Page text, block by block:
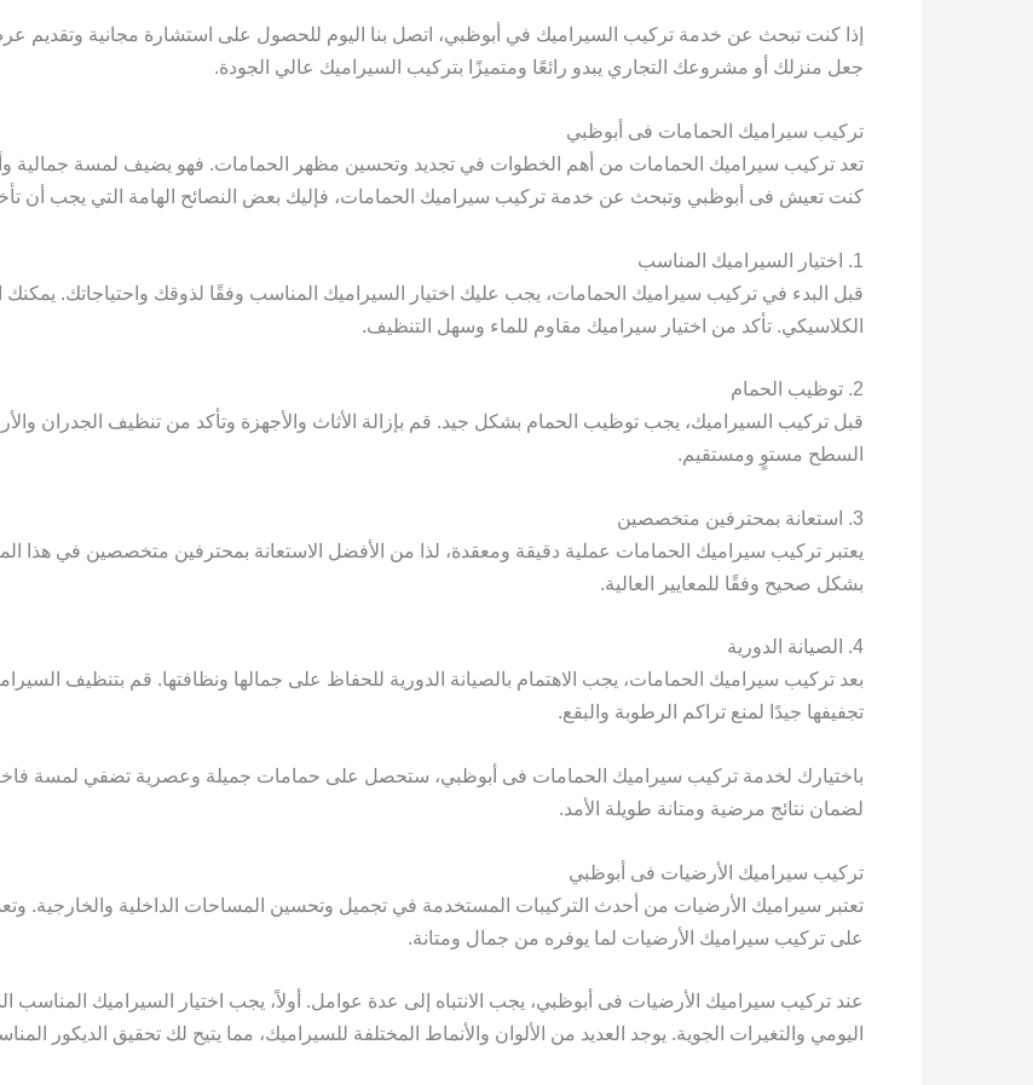
إذا كنت تبحث عن خدمة تركيب السيراميك في أبوظبي، اتصل بنا اليوم للحصول على استشارة مجانية
جعل منزلك أو مشروعك التجاري يبدو رائعًا ومتميزًا بتركيب السيراميك عالي الجودة.
تركيب سيراميك الحمامات فى أبوظبي
تعد تركيب سيراميك الحمامات من أهم الخطوات في تجديد وتحسين مظهر الحمامات. فهو يضيف لمسة جمالية
كنت تعيش فى أبوظبي وتبحث عن خدمة تركيب سيراميك الحمامات، فإليك بعض النصائح الهامة التي يجب أن
1. اختيار السيراميك المناسب
قبل البدء في تركيب سيراميك الحمامات، يجب عليك اختيار السيراميك المناسب وفقًا لذوقك واحتياجاتك. يمكنك
الكلاسيكي. تأكد من اختيار سيراميك مقاوم للماء وسهل التنظيف.
2. توظيب الحمام
قبل تركيب السيراميك، يجب توظيب الحمام بشكل جيد. قم بإزالة الأثاث والأجهزة وتأكد من تنظيف الجدران
السطح مستوٍ ومستقيم.
3. استعانة بمحترفين متخصصين
يعتبر تركيب سيراميك الحمامات عملية دقيقة ومعقدة، لذا من الأفضل الاستعانة بمحترفين متخصصين في هذا
بشكل صحيح وفقًا للمعايير العالية.
4. الصيانة الدورية
بعد تركيب سيراميك الحمامات، يجب الاهتمام بالصيانة الدورية للحفاظ على جمالها ونظافتها. قم بتنظيف
تجفيفها جيدًا لمنع تراكم الرطوبة والبقع.
باختيارك لخدمة تركيب سيراميك الحمامات فى أبوظبي، ستحصل على حمامات جميلة وعصرية تضفي لمسة فاخرة
لضمان نتائج مرضية ومتانة طويلة الأمد.
تركيب سيراميك الأرضيات فى أبوظبي
تعتبر سيراميك الأرضيات من أحدث التركيبات المستخدمة في تجميل وتحسين المساحات الداخلية والخارجية.
على تركيب سيراميك الأرضيات لما يوفره من جمال ومتانة.
عند تركيب سيراميك الأرضيات فى أبوظبي، يجب الانتباه إلى عدة عوامل. أولاً، يجب اختيار السيراميك المناسب
اليومي والتغيرات الجوية. يوجد العديد من الألوان والأنماط المختلفة للسيراميك، مما يتيح لك تحقيق الديكور